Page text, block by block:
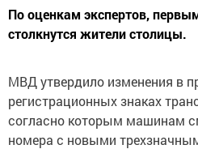
По оценкам экспертов,
столкнутся жители столицы.
МВД утвердило изменения в
регистрационных знаках
согласно которым машинам
номера с новыми